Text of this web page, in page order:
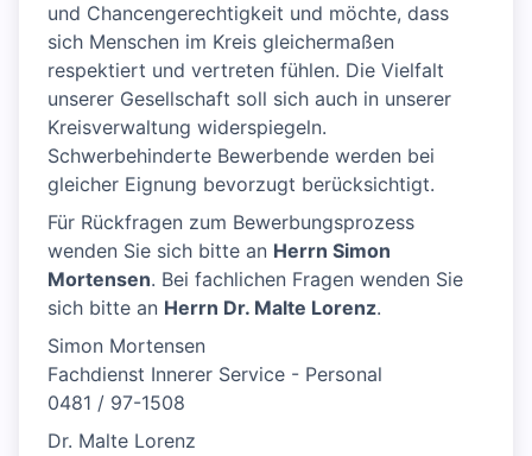
und Chancengerechtigkeit und möchte, dass
sich Menschen im Kreis gleichermaßen
respektiert und vertreten fühlen. Die Vielfalt
unserer Gesellschaft soll sich auch in unserer
Kreisverwaltung widerspiegeln.
Schwerbehinderte Bewerbende werden bei
gleicher Eignung bevorzugt berücksichtigt.
Für Rückfragen zum Bewerbungsprozess
wenden Sie sich bitte an Herrn Simon
Mortensen. Bei fachlichen Fragen wenden Sie
sich bitte an Herrn Dr. Malte Lorenz.
Simon Mortensen
Fachdienst Innerer Service - Personal
0481 / 97-1508
Dr. Malte Lorenz